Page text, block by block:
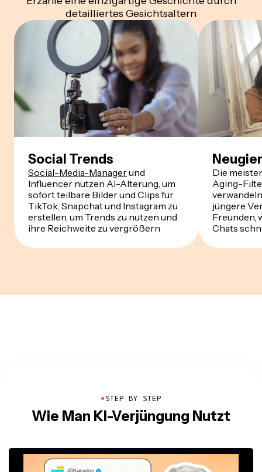
detailliertes Gesichtsaltern
Social Trends
Social-Media-Managerund
Influencer nutzen AI-Alterung, um
sofort teilbare Bilder und Clips für
TikTok, Snapchat und Instagram zu
erstellen, um Trends zu nutzen und
ihre Reichweite zu vergrößern
Die
Aging-
jüngere
Freunden,
Chats
●STEP BY STEP
Wie Man KI-Verjüngung Nutzt